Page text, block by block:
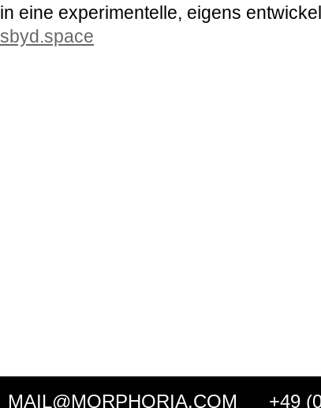
in eine experimentelle, eigens
sbyd.space
MAIL@MORPHORIA.COM +49